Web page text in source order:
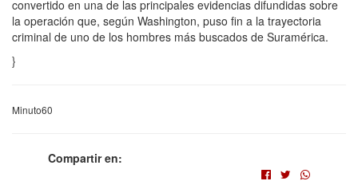
convertido en una de las principales evidencias difundidas sobre
la operación que, según Washington, puso fin a la trayectoria
criminal de uno de los hombres más buscados de Suramérica.
}
Minuto60
Compartir en: